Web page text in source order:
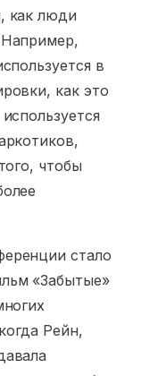
как люди
в
как это
чтобы
стало
«Забытые»
Рейн,